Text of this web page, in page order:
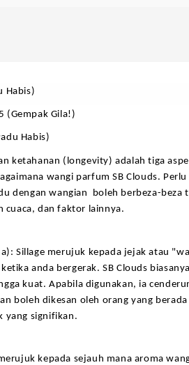
Habis)
(Gempak Gila!)
Habis)
ketahanan (longevity) adalah tiga
wangi parfum SB Clouds.
dengan wangian  boleh berbeza-beza
cuaca, dan faktor lainnya.
Sillage merujuk kepada jejak atau
anda bergerak. SB Clouds
kuat. Apabila digunakan, ia
boleh dikesan oleh orang yang
yang signifikan.
kepada sejauh mana aroma